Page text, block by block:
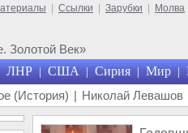
Ссылки Зарубки Молва
Золотой Век»
ЛНР | США | Сирия | Мир |
(История) | Николай Левашов